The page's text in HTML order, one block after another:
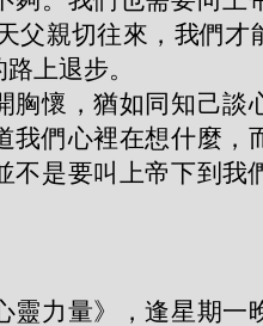
父親切往來，我們才
上退步。
胸懷，猶如同知己談
我們心裡在想什麼，
不是要叫上帝下到我
靈力量》，逢星期一